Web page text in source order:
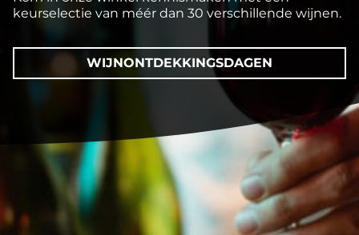
keurselectie van méér dan 30 verschillende wijnen.
WIJNONTDEKKINGSDAGEN